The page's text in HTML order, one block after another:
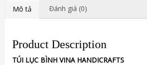
Mô tả Đánh giá (0)
Product Description
TÚI LỤC BÌNH VINA HANDICRAFTS